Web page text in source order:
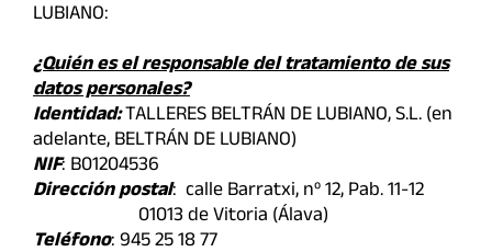
LUBIANO:
¿Quién es el responsable del tratamiento de sus
datos personales?
Identidad:TALLERES BELTRÁN DE LUBIANO, S.L. (en
adelante, BELTRÁN DE LUBIANO)
NIF: B01204536
Dirección postal: calle Barratxi, nº 12, Pab. 11-12
01013 de Vitoria (Álava)
Teléfono: 945 25 18 77